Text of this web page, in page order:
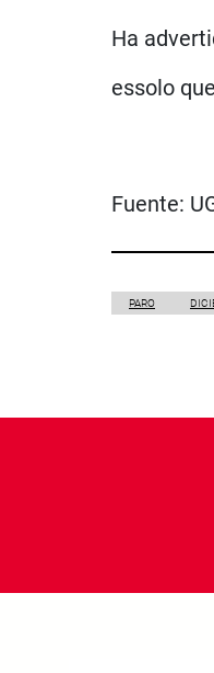
Ha
essolo
Fuente:
PARO